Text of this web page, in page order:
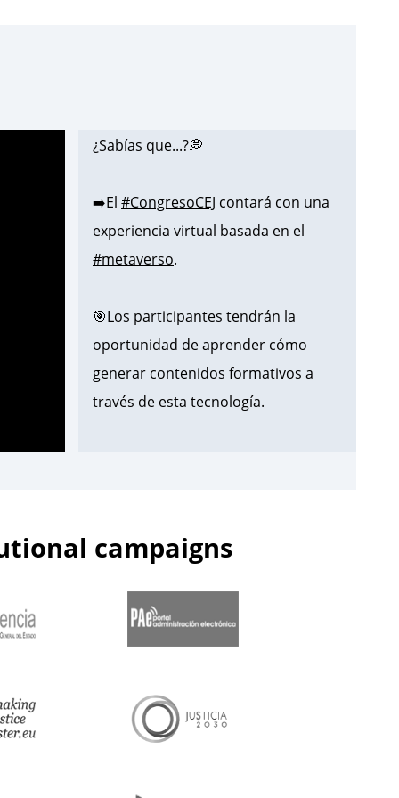
¿Sabías que...?💭
➡️El #CongresoCEJ contará con una
experiencia virtual basada en el
#metaverso.
🎯Los participantes tendrán la
oportunidad de aprender cómo
generar contenidos formativos a
través de esta tecnología.
— Centro de Estudios Jurídicos
(@cejmjusticia)June 13, 2023
📌Inicia en el#CEJla segunda edición
para la@guardiacivil
campaigns